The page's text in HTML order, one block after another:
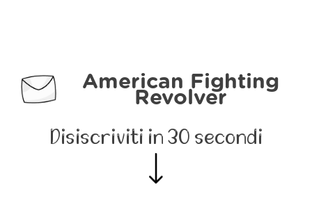
American Fighting
Revolver
Disiscriviti in 30 secondi